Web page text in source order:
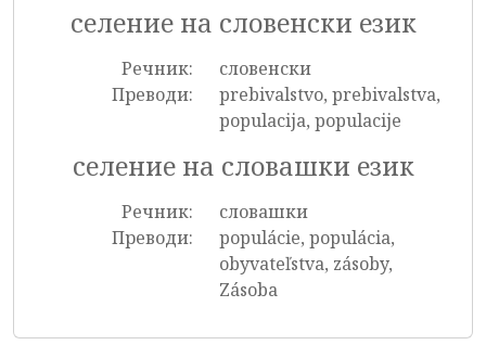
селение на словенски език
Речник:
словенски
Преводи:
prebivalstvo, prebivalstva,
populacija, populacije
селение на словашки език
Речник:
словашки
Преводи:
populácie, populácia,
obyvateľstva, zásoby,
Zásoba